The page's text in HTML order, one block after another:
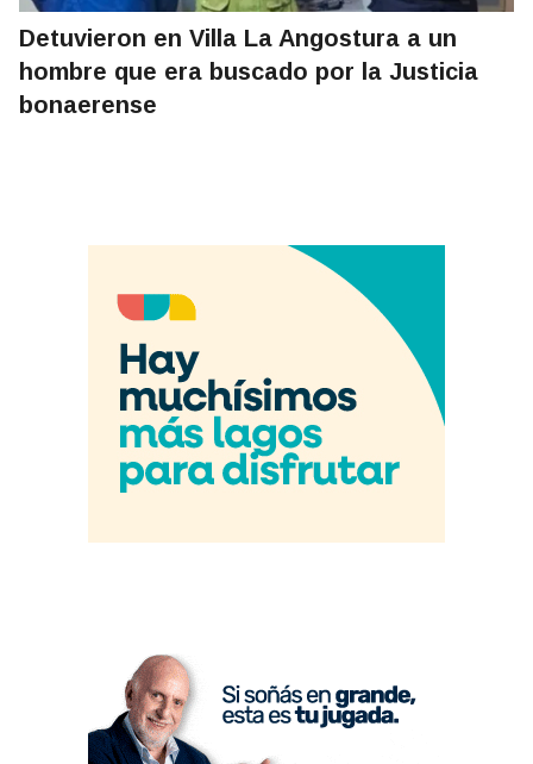
Detuvieron en Villa La Angostura a un
hombre que era buscado por la Justicia
bonaerense